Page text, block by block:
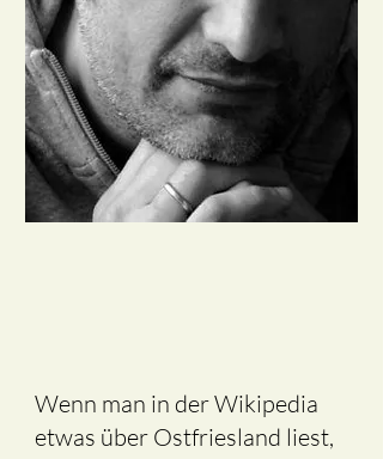
Wenn man in der Wikipedia
etwas über Ostfriesland liest,